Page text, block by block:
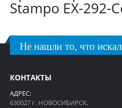
Stampo EX-292-
Не нашли то, что
КОНТАКТЫ
АДРЕС:
630027 г. НОВОСИБИРСК,